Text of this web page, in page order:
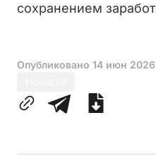
сохранением
Опубликовано 14 июн 2026